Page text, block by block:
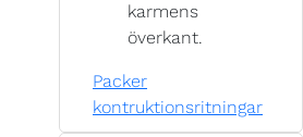
karmens
överkant.
Packer
kontruktionsritningar